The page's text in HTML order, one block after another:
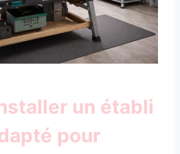
un établi
pour